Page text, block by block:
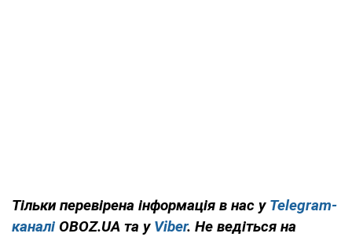
Тільки перевірена інформація в нас у Telegram-
каналі OBOZ.UA та у Viber. Не ведіться на